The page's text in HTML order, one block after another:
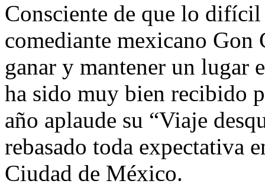
Consciente de que lo
comediante mexicano Gon
ganar y mantener un lugar
ha sido muy bien recibido
año aplaude su “Viaje
rebasado toda expectativa
Ciudad de México.